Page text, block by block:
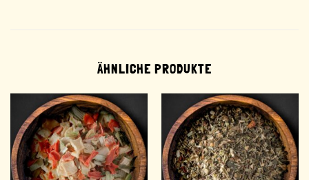
ÄHNLICHE PRODUKTE